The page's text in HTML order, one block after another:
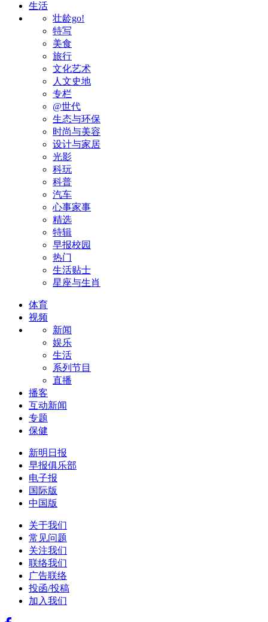
生活
壮龄go!
特写
美食
旅行
文化艺术
人文史地
专栏
@世代
生态与环保
时尚与美容
设计与家居
光影
科玩
科普
汽车
心事家事
精选
特辑
早报校园
热门
生活贴士
星座与生肖
体育
视频
新闻
娱乐
生活
系列节目
直播
播客
互动新闻
专题
保健
新明日报
早报俱乐部
电子报
国际版
中国版
关于我们
常见问题
关注我们
联络我们
广告联络
投函/投稿
加入我们